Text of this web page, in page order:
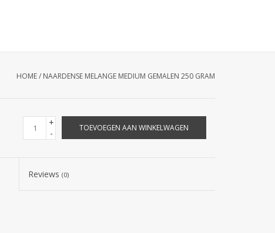
HOME/ NAARDENSE MELANGE MEDIUM GEMALEN 250 GRAM
+
-
TOEVOEGEN AAN WINKELWAGEN
Reviews(0)